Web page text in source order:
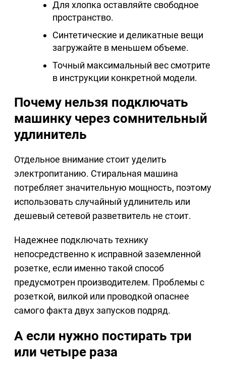
Для хлопка оставляйте свободное
пространство.
Синтетические и деликатные вещи
загружайте в меньшем объеме.
Точный максимальный вес смотрите
в инструкции конкретной модели.
Почему нельзя подключать
машинку через сомнительный
удлинитель
Отдельное внимание стоит уделить
электропитанию. Стиральная машина
потребляет значительную мощность, поэтому
использовать случайный удлинитель или
дешевый сетевой разветвитель не стоит.
Надежнее подключать технику
непосредственно к исправной заземленной
розетке, если именно такой способ
предусмотрен производителем. Проблемы с
розеткой, вилкой или проводкой опаснее
самого факта двух запусков подряд.
А если нужно постирать три
или четыре раза